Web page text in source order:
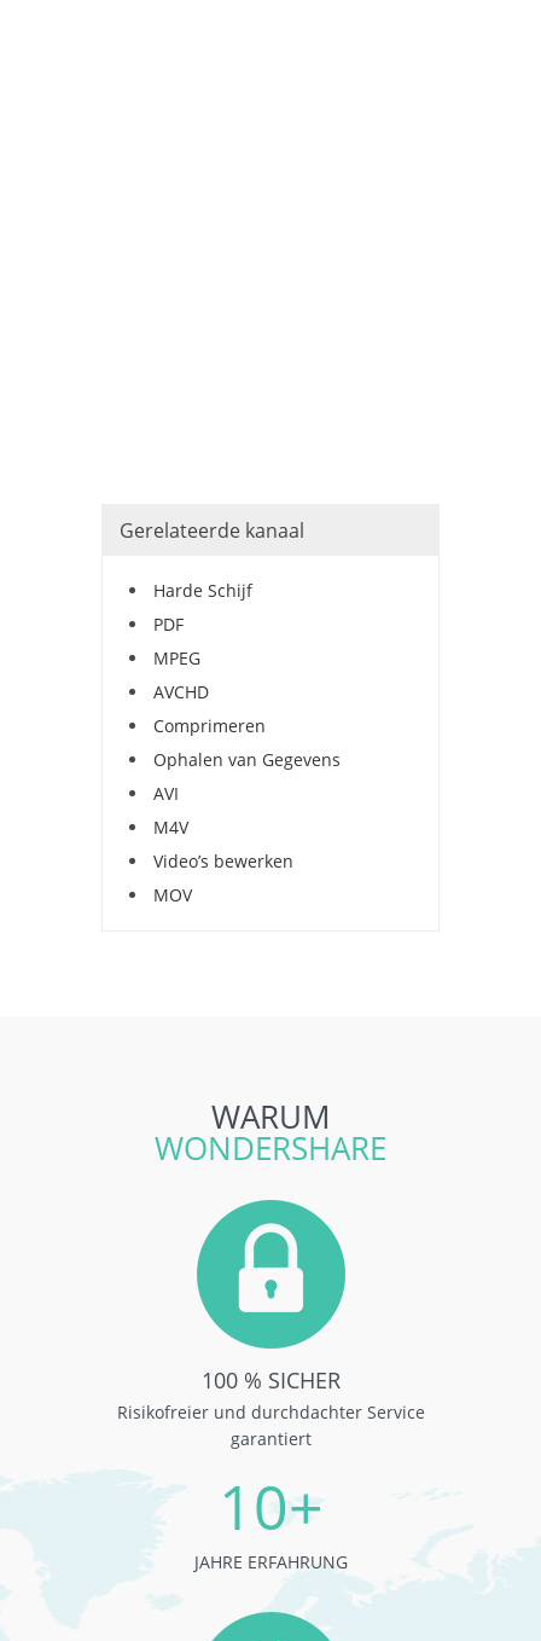
Gerelateerde kanaal
Harde Schijf
PDF
MPEG
AVCHD
Comprimeren
Ophalen van Gegevens
AVI
M4V
Video’s bewerken
MOV
WARUM
WONDERSHARE
100 % SICHER
Risikofreier und durchdachter Service
garantiert
10+
JAHRE ERFAHRUNG